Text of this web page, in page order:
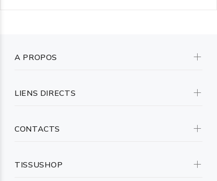
A PROPOS
LIENS DIRECTS
CONTACTS
TISSUSHOP